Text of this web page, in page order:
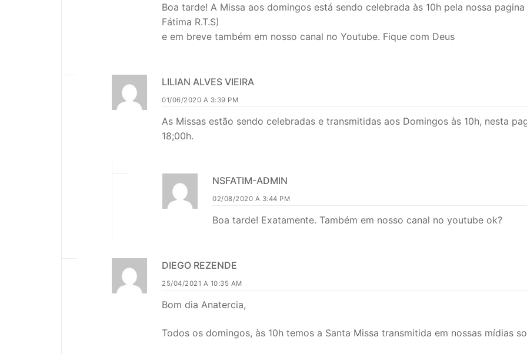
Boa tarde! A Missa aos domingos está sendo celebrada às 10h pela nossa
Fátima R.T.S)
e em breve também em nosso canal no Youtube. Fique com Deus
LILIAN ALVES VIEIRA
01/06/2020 A 3:39 PM
As Missas estão sendo celebradas e transmitidas aos Domingos às 10h, nesta
18;00h.
NSFATIM-ADMIN
02/08/2020 A 3:44 PM
Boa tarde! Exatamente. Também em nosso canal no youtube ok?
DIEGO REZENDE
25/04/2021 A 10:35 AM
Bom dia Anatercia,
Todos os domingos, às 10h temos a Santa Missa transmitida em nossas mídias